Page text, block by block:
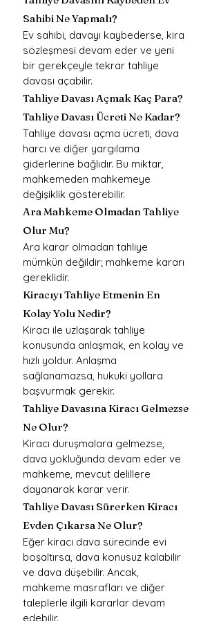
Sahibi Ne Yapmalı?
Ev sahibi, davayı kaybederse, kira
sözleşmesi devam eder ve yeni
bir gerekçeyle tekrar tahliye
davası açabilir.
Tahliye Davası Açmak Kaç Para?
Tahliye Davası Ücreti Ne Kadar?
Tahliye davası açma ücreti, dava
harcı ve diğer yargılama
giderlerine bağlıdır. Bu miktar,
mahkemeden mahkemeye
değişiklik gösterebilir.
Ara Mahkeme Olmadan Tahliye
Olur Mu?
Ara karar olmadan tahliye
mümkün değildir; mahkeme kararı
gereklidir.
Kiracıyı Tahliye Etmenin En
Kolay Yolu Nedir?
Kiracı ile uzlaşarak tahliye
konusunda anlaşmak, en kolay ve
hızlı yoldur. Anlaşma
sağlanamazsa, hukuki yollara
başvurmak gerekir.
Tahliye Davasına Kiracı Gelmezse
Ne Olur?
Kiracı duruşmalara gelmezse,
dava yokluğunda devam eder ve
mahkeme, mevcut delillere
dayanarak karar verir.
Tahliye Davası Sürerken Kiracı
Evden Çıkarsa Ne Olur?
Eğer kiracı dava sürecinde evi
boşaltırsa, dava konusuz kalabilir
ve dava düşebilir. Ancak,
mahkeme masrafları ve diğer
taleplerle ilgili kararlar devam
edebilir.